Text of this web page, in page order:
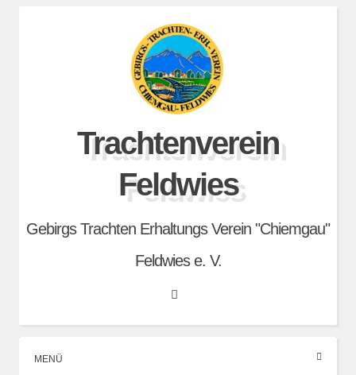
Trachtenverein
Feldwies
Gebirgs Trachten Erhaltungs Verein "Chiemgau"
Feldwies e. V.
Search
MENÜ